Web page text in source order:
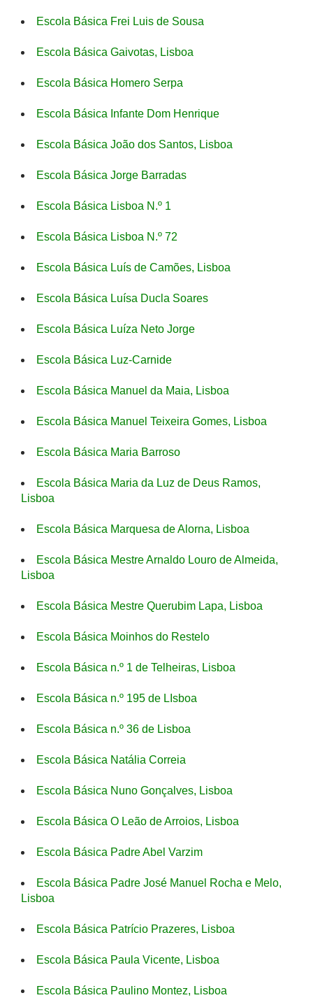
Escola Básica Frei Luis de Sousa
Escola Básica Gaivotas, Lisboa
Escola Básica Homero Serpa
Escola Básica Infante Dom Henrique
Escola Básica João dos Santos, Lisboa
Escola Básica Jorge Barradas
Escola Básica Lisboa N.º 1
Escola Básica Lisboa N.º 72
Escola Básica Luís de Camões, Lisboa
Escola Básica Luísa Ducla Soares
Escola Básica Luíza Neto Jorge
Escola Básica Luz-Carnide
Escola Básica Manuel da Maia, Lisboa
Escola Básica Manuel Teixeira Gomes, Lisboa
Escola Básica Maria Barroso
Escola Básica Maria da Luz de Deus Ramos,
Lisboa
Escola Básica Marquesa de Alorna, Lisboa
Escola Básica Mestre Arnaldo Louro de Almeida,
Lisboa
Escola Básica Mestre Querubim Lapa, Lisboa
Escola Básica Moinhos do Restelo
Escola Básica n.º 1 de Telheiras, Lisboa
Escola Básica n.º 195 de LIsboa
Escola Básica n.º 36 de Lisboa
Escola Básica Natália Correia
Escola Básica Nuno Gonçalves, Lisboa
Escola Básica O Leão de Arroios, Lisboa
Escola Básica Padre Abel Varzim
Escola Básica Padre José Manuel Rocha e Melo,
Lisboa
Escola Básica Patrício Prazeres, Lisboa
Escola Básica Paula Vicente, Lisboa
Escola Básica Paulino Montez, Lisboa